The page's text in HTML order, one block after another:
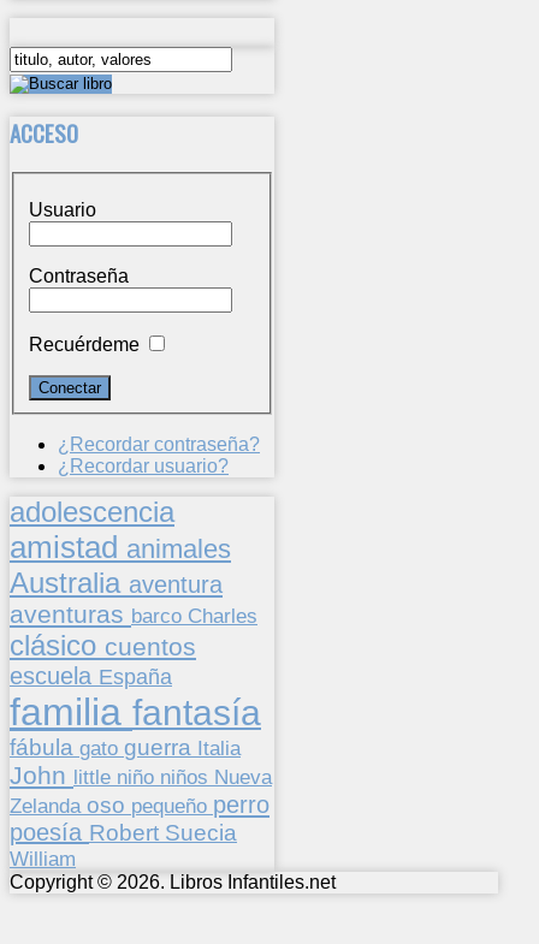
ACCESO
Usuario
Contraseña
Recuérdeme
¿Recordar contraseña?
¿Recordar usuario?
adolescencia
amistad animales
Australia aventura
aventuras barco Charles
clásico cuentos
escuela España
familia fantasía
fábula gato guerra Italia
John little niño niños Nueva
Zelanda oso pequeño perro
poesía Robert Suecia
William
Copyright © 2026. Libros Infantiles.net